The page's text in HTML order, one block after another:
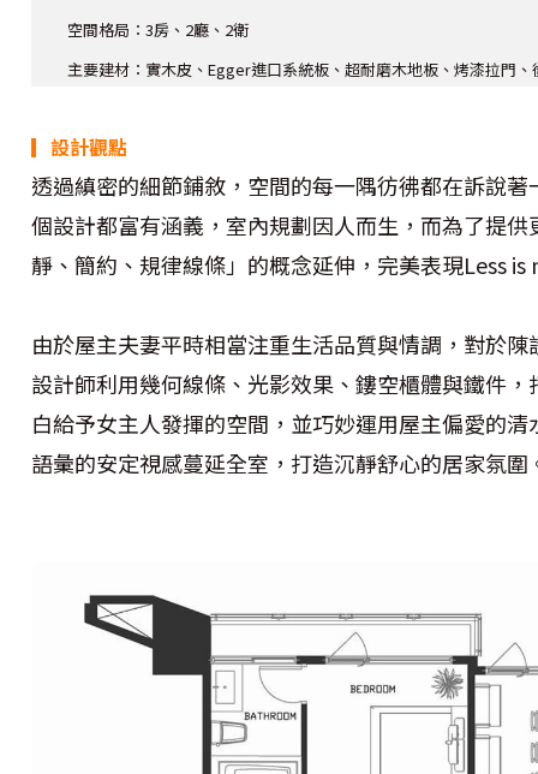
空間格局：3房、2廳、2衛
主要建材：實木皮、Egger進口系統板、超耐磨木地板、烤漆拉門
▎設計觀點
透過縝密的細節鋪敘，空間的每一隅彷彿都在訴說
個設計都富有涵義，室內規劃因人而生，而為了提
靜、簡約、規律線條」的概念延伸，完美表現Less
由於屋主夫妻平時相當注重生活品質與情調，對於
設計師利用幾何線條、光影效果、鏤空櫃體與鐵件
白給予女主人發揮的空間，並巧妙運用屋主偏愛的
語彙的安定視感蔓延全室，打造沉靜舒心的居家氛圍